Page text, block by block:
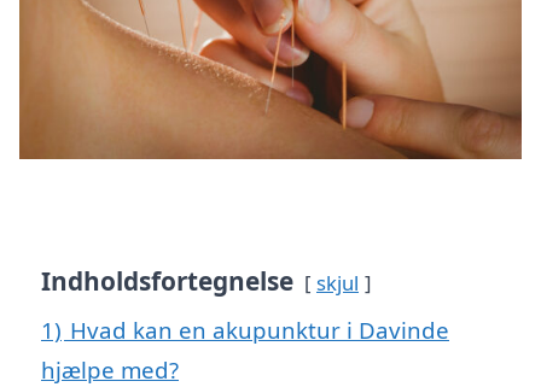
Indholdsfortegnelse skjul
1) Hvad kan en akupunktur i Davinde
hjælpe med?